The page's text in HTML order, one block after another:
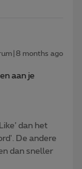
months ago
aan je
dan het
De andere
dan sneller